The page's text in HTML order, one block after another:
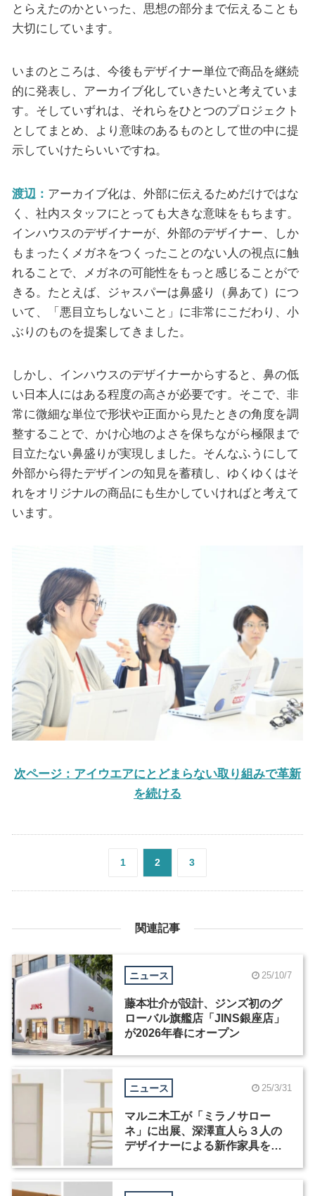
とらえたのかといった、思想の部分まで伝えることも
大切にしています。
いまのところは、今後もデザイナー単位で商品を継続
的に発表し、アーカイブ化していきたいと考えていま
す。そしていずれは、それらをひとつのプロジェクト
としてまとめ、より意味のあるものとして世の中に提
示していけたらいいですね。
渡辺： アーカイブ化は、外部に伝えるためだけではな
く、社内スタッフにとっても大きな意味をもちます。
インハウスのデザイナーが、外部のデザイナー、しか
もまったくメガネをつくったことのない人の視点に触
れることで、メガネの可能性をもっと感じることがで
きる。たとえば、ジャスパーは鼻盛り（鼻あて）につ
いて、「悪目立ちしないこと」に非常にこだわり、小
ぶりのものを提案してきました。
しかし、インハウスのデザイナーからすると、鼻の低
い日本人にはある程度の高さが必要です。そこで、非
常に微細な単位で形状や正面から見たときの角度を調
整することで、かけ心地のよさを保ちながら極限まで
目立たない鼻盛りが実現しました。そんなふうにして
外部から得たデザインの知見を蓄積し、ゆくゆくはそ
れをオリジナルの商品にも生かしていければと考えて
います。
次ページ：アイウエアにとどまらない取り組みで革新
を続ける
1 2 3
関連記事
ニュース 25/10/7
藤本壮介が設計、ジンズ初のグ
ローバル旗艦店「JINS銀座店」
が2026年春にオープン
ニュース 25/3/31
マルニ木工が「ミラノサロー
ネ」に出展、深澤直人ら３人の
デザイナーによる新作家具を発